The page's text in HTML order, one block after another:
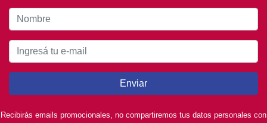
Enviar
Recibirás emails promocionales, no compartiremos tus datos personales con